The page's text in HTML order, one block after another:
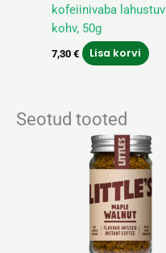
kofeiinivaba lahustuv
kohv, 50g
7,30 € Lisa korvi
Seotud tooted